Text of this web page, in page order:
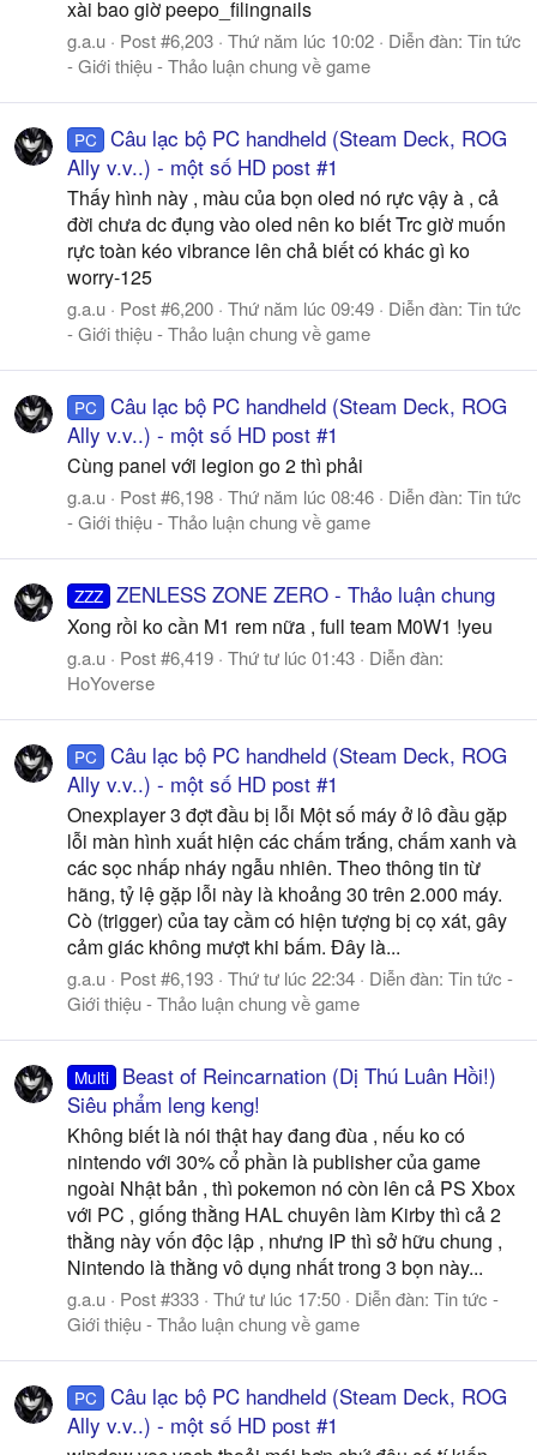
xài bao giờ peepo_filingnails
g.a.u Post #6,203 Thứ năm lúc 10:02 Diễn đàn: Tin tức
- Giới thiệu - Thảo luận chung về game
PC Câu lạc bộ PC handheld (Steam Deck, ROG
Ally v.v..) - một số HD post #1
Thấy hình này , màu của bọn oled nó rực vậy à , cả
đời chưa dc đụng vào oled nên ko biết Trc giờ muốn
rực toàn kéo vibrance lên chả biết có khác gì ko
worry-125
g.a.u Post #6,200 Thứ năm lúc 09:49 Diễn đàn: Tin tức
- Giới thiệu - Thảo luận chung về game
PC Câu lạc bộ PC handheld (Steam Deck, ROG
Ally v.v..) - một số HD post #1
Cùng panel với legion go 2 thì phải
g.a.u Post #6,198 Thứ năm lúc 08:46 Diễn đàn: Tin tức
- Giới thiệu - Thảo luận chung về game
ZZZ ZENLESS ZONE ZERO - Thảo luận chung
Xong rồi ko cần M1 rem nữa , full team M0W1 !yeu
g.a.u Post #6,419 Thứ tư lúc 01:43
Diễn đàn:
HoYoverse
PC Câu lạc bộ PC handheld (Steam Deck, ROG
Ally v.v..) - một số HD post #1
Onexplayer 3 đợt đầu bị lỗi Một số máy ở lô đầu gặp
lỗi màn hình xuất hiện các chấm trắng, chấm xanh và
các sọc nhấp nháy ngẫu nhiên. Theo thông tin từ
hãng, tỷ lệ gặp lỗi này là khoảng 30 trên 2.000 máy.
Cò (trigger) của tay cầm có hiện tượng bị cọ xát, gây
cảm giác không mượt khi bấm. Đây là...
g.a.u Post #6,193 Thứ tư lúc 22:34 Diễn đàn: Tin tức -
Giới thiệu - Thảo luận chung về game
Multi
Beast of Reincarnation (Dị Thú Luân Hồi!)
Siêu phẩm leng keng!
Không biết là nói thật hay đang đùa , nếu ko có
nintendo với 30% cổ phần là publisher của game
ngoài Nhật bản , thì pokemon nó còn lên cả PS Xbox
với PC , giống thằng HAL chuyên làm Kirby thì cả 2
thằng này vốn độc lập , nhưng IP thì sở hữu chung ,
Nintendo là thằng vô dụng nhất trong 3 bọn này...
g.a.u Post #333 Thứ tư lúc 17:50 Diễn đàn: Tin tức -
Giới thiệu - Thảo luận chung về game
PC Câu lạc bộ PC handheld (Steam Deck, ROG
Ally v.v..) - một số HD post #1